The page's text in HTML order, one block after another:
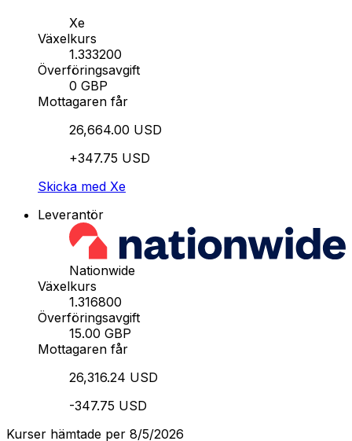
Xe
Växelkurs
1.333200
Överföringsavgift
0 GBP
Mottagaren får
26,664.00 USD
+347.75 USD
Skicka med Xe
Leverantör
Nationwide
Växelkurs
1.316800
Överföringsavgift
15.00 GBP
Mottagaren får
26,316.24 USD
-347.75 USD
Kurser hämtade per 8/5/2026